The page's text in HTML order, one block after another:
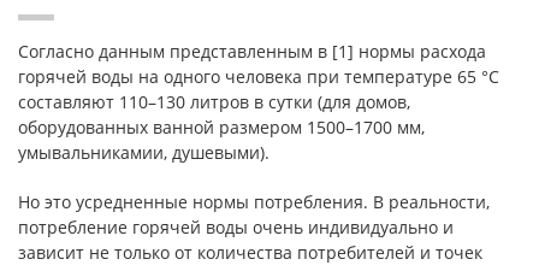
Согласно данным представленным в [1] нормы расхода
горячей воды на одного человека при температуре 65 °С
составляют 110–130 литров в сутки (для домов,
оборудованных ванной размером 1500–1700 мм,
умывальникамии, душевыми).
Но это усредненные нормы потребления. В реальности,
потребление горячей воды очень индивидуально и
зависит не только от количества потребителей и точек